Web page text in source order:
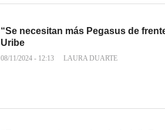
“Se necesitan más Pegasus de
Uribe
08/11/2024 - 12:13 LAURA DUARTE